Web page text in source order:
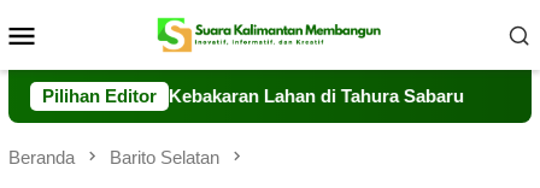
ke
Mobile
Pilihan Editor
Kebakaran Lahan di Tahura Sabaru Meski
Beranda Barito Selatan